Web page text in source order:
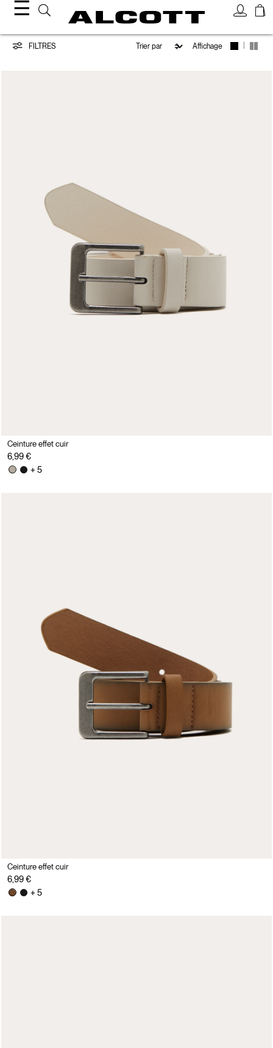
☰
Ceintures
FILTRES Affichage
Ceinture effet cuir
6,99 €
+ 5
Ceinture effet cuir
6,99 €
+ 5